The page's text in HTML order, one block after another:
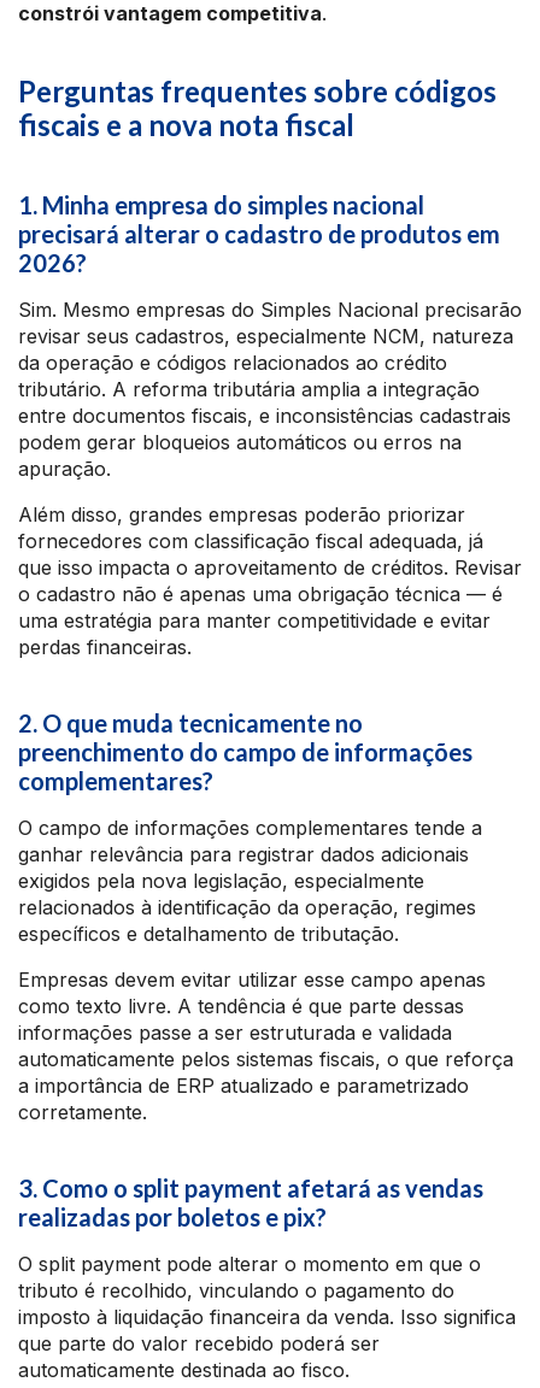
constrói vantagem competitiva.
Perguntas frequentes sobre códigos
fiscais e a nova nota fiscal
1. Minha empresa do simples nacional
precisará alterar o cadastro de produtos em
2026?
Sim. Mesmo empresas do Simples Nacional precisarão
revisar seus cadastros, especialmente NCM, natureza
da operação e códigos relacionados ao crédito
tributário. A reforma tributária amplia a integração
entre documentos fiscais, e inconsistências cadastrais
podem gerar bloqueios automáticos ou erros na
apuração.
Além disso, grandes empresas poderão priorizar
fornecedores com classificação fiscal adequada, já
que isso impacta o aproveitamento de créditos. Revisar
o cadastro não é apenas uma obrigação técnica — é
uma estratégia para manter competitividade e evitar
perdas financeiras.
2. O que muda tecnicamente no
preenchimento do campo de informações
complementares?
O campo de informações complementares tende a
ganhar relevância para registrar dados adicionais
exigidos pela nova legislação, especialmente
relacionados à identificação da operação, regimes
específicos e detalhamento de tributação.
Empresas devem evitar utilizar esse campo apenas
como texto livre. A tendência é que parte dessas
informações passe a ser estruturada e validada
automaticamente pelos sistemas fiscais, o que reforça
a importância de ERP atualizado e parametrizado
corretamente.
3. Como o split payment afetará as vendas
realizadas por boletos e pix?
O split payment pode alterar o momento em que o
tributo é recolhido, vinculando o pagamento do
imposto à liquidação financeira da venda. Isso significa
que parte do valor recebido poderá ser
automaticamente destinada ao fisco.